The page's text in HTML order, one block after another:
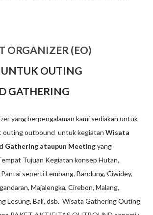
ORGANIZER (EO)
UNTUK OUTING
GATHERING
yang berpengalaman kami sediakan untuk
outing outbound untuk kegiatan Wisata
Gathering ataupun Meetingyang
Tujuan Kegiatan konsep Hutan,
seperti Lembang, Bandung, Ciwidey,
Majalengka, Cirebon, Malang,
Lesung, Bali, dsb. Wisata Gathering Outing